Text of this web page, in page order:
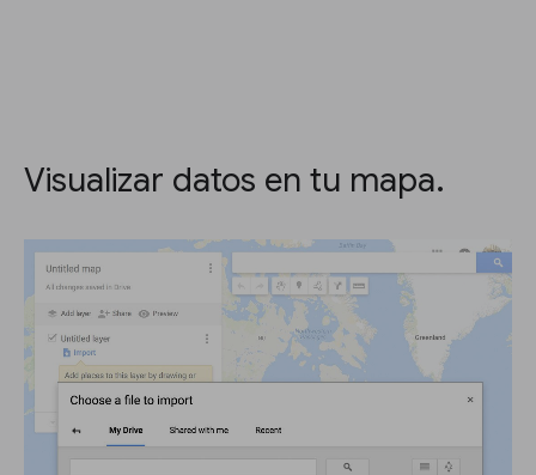
Visualizar datos en tu mapa.